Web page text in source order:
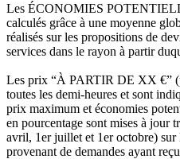
Les ÉCONOMIES
calculés grâce à une moyenne
réalisés sur les propositions de
services dans le rayon à partir
Les prix “À PARTIR DE XX €”
toutes les demi-heures et sont
prix maximum et économies
en pourcentage sont mises à jour
avril, 1er juillet et 1er octobre) sur
provenant de demandes ayant